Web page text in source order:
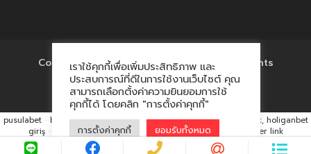
Copyright © 2017 'โรงงานของพรีเมี่ยม' All Rights
Reserved.
เราใช้คุกกี้เพื่อเพิ่มประสิทธิภาพ และ
ประสบการณ์ที่ดีในการใช้งานเว็บไซต์ คุณ
สามารถเลือกตั้งค่าความยินยอมการใช้
คุกกี้ได้ โดยคลิก "การตั้งค่าคุกกี้"
การตั้งค่าคุกกี้ ยอมรับทั้งหมด
pusulabet · betyap · avrupabet · matbet, matbet giriş ·
holiganbet, holiganbet
giriş · cratosroyalbet · maxwin hacklink market, kalıcı footer link